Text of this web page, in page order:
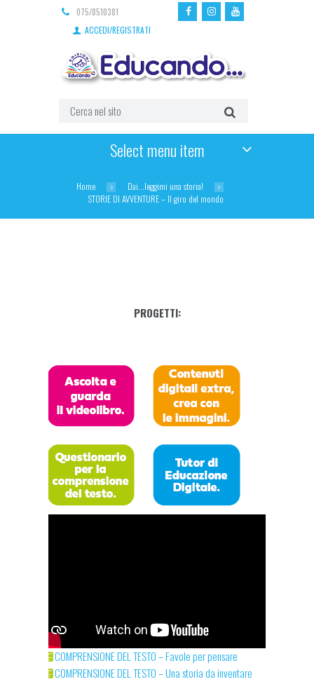
075/8510381
ACCEDI/REGISTRATI
Select menu item
Home
Dai...leggimi una storia!
STORIE DI AVVENTURE – Il giro del mondo
PROGETTI:
COMPRENSIONE DEL TESTO – Favole per pensare
COMPRENSIONE DEL TESTO – Una storia da inventare